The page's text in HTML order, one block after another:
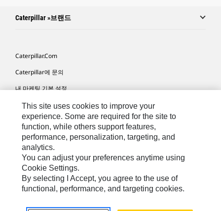
Caterpillar »브랜드
Caterpillar.com
Caterpillar에 문의
내 마케팅 기본 설정
사이트 맵
Cookie Settings
법적 고지
개인정보취급방침
위치정보 이용약관
This site uses cookies to improve your
experience. Some are required for the site to
function, while others support features,
performance, personalization, targeting, and
analytics.
You can adjust your preferences anytime using
Cookie Settings.
By selecting I Accept, you agree to the use of
functional, performance, and targeting cookies.